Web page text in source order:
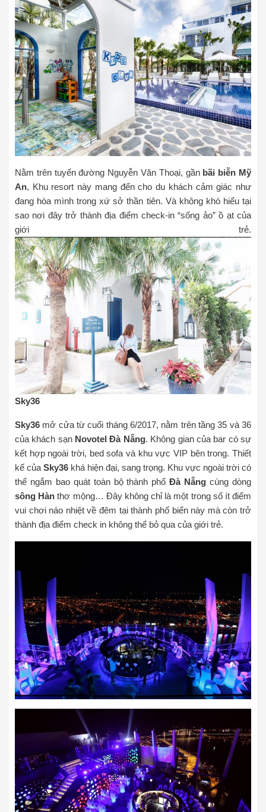
Nằm trên tuyến đường Nguyễn Văn Thoại, gần bãi biễn Mỹ
An, Khu resort này mang đến cho du khách cảm giác như
đang hòa mình trong xứ sở thần tiên. Và không khó hiểu tại
sao nơi đây trở thành địa điểm check-in “sống ảo” ồ ạt của
giới trẻ.
Sky36
Sky36 mở cửa từ cuối tháng 6/2017, nằm trên tầng 35 và 36
của khách sạn Novotel Đà Nẵng. Không gian của bar có sự
kết hợp ngoài trời, bed sofa và khu vực VIP bên trong. Thiết
kế củaSky36 khá hiện đại, sang trọng. Khu vực ngoài trời có
thể ngắm bao quát toàn bộ thành phốĐà Nẵng cùng dòng
sông Hàn thơ mộng… Đây không chỉ là một trong số ít điểm
vui chơi náo nhiệt về đêm tại thành phố biển này mà còn trở
thành địa điểm check in không thể bỏ qua của giới trẻ.